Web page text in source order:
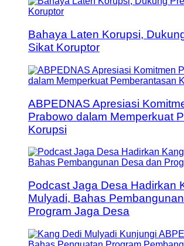
Bahaya Laten Korupsi,
Sikat Koruptor
ABPEDNAS Apresiasi
Prabowo dalam Memperkuat
Korupsi
Podcast Jaga Desa Hadirkan
Mulyadi, Bahas
Program Jaga Desa